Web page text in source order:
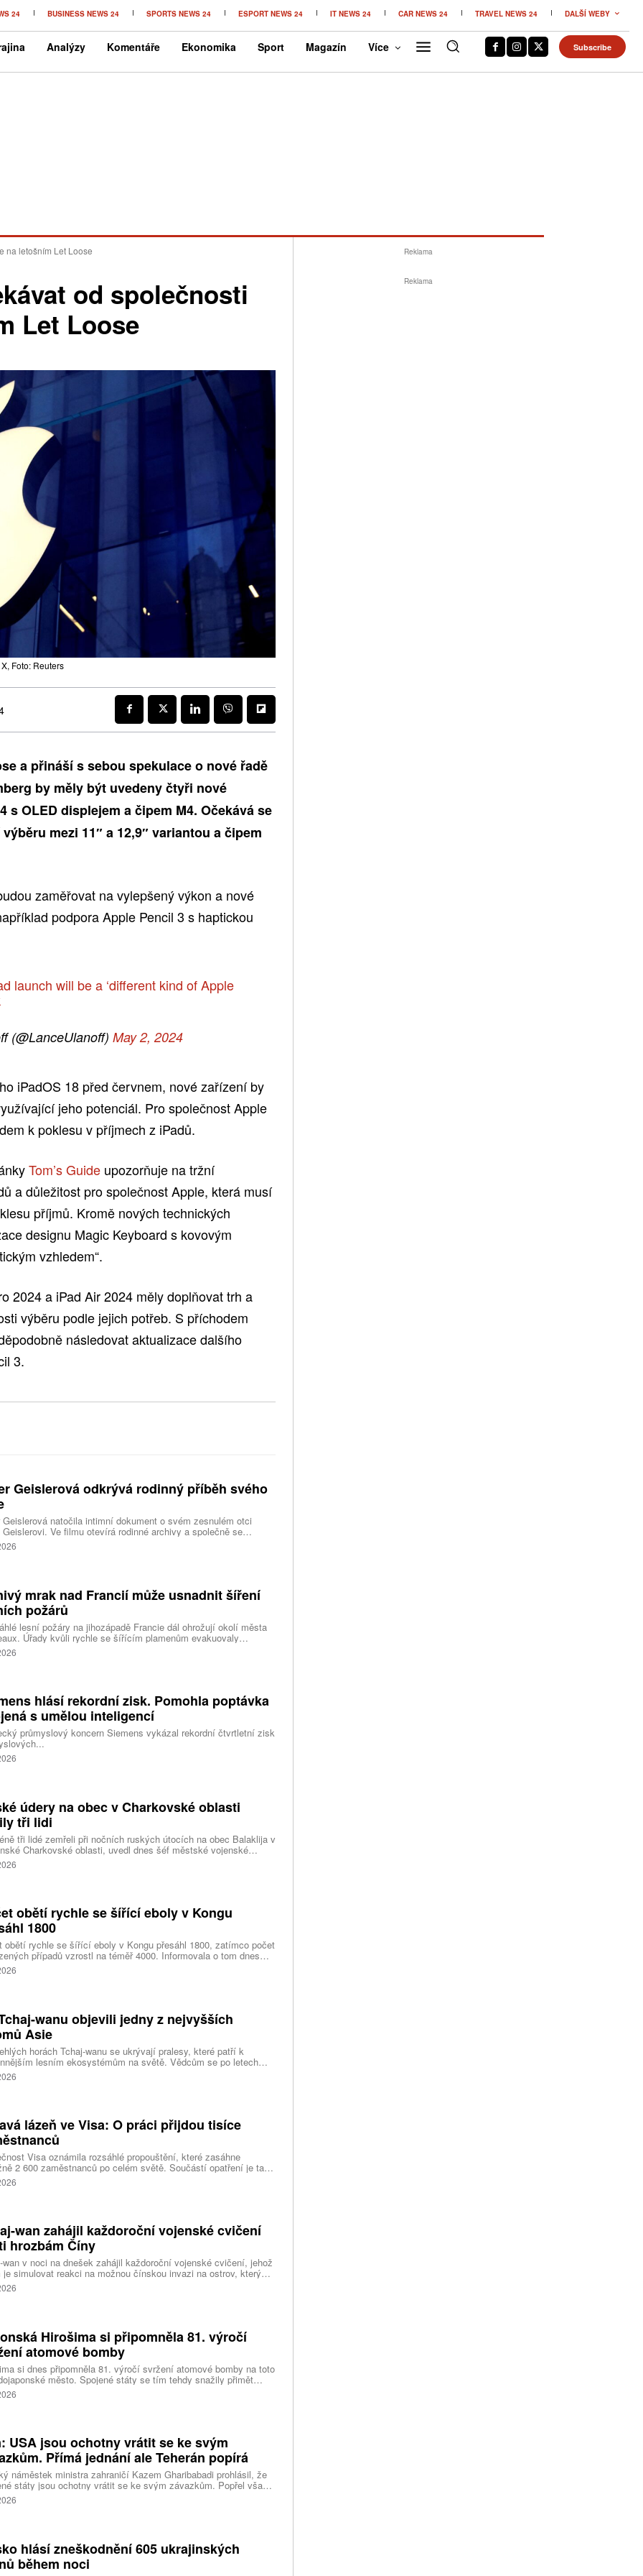
24 BUSINESS NEWS 24 SPORTS NEWS 24 ESPORT NEWS 24 IT NEWS 24 CAR NEWS 24 TRAVEL NEWS 24 DALŠÍ WEBY
Analýzy Komentáře Ekonomika Sport Magazín Více Subscribe
na letošním Let Loose
od společnosti
Let Loose
Foto: Reuters
a přináší s sebou spekulace o nové řadě
by měly být uvedeny čtyři nové
s OLED displejem a čipem M4. Očekává se
mezi 11″ a 12,9″ variantou a čipem
zaměřovat na vylepšený výkon a nové
podpora Apple Pencil 3 s haptickou
launch will be a ‘different kind of Apple
(@LanceUlanoff) May 2, 2024
iPadOS 18 před červnem, nové zařízení by
jeho potenciál. Pro společnost Apple
k poklesu v příjmech z iPadů.
Tom’s Guide upozorňuje na tržní
a důležitost pro společnost Apple, která musí
příjmů. Kromě nových technických
designu Magic Keyboard s kovovým
vzhledem“.
2024 a iPad Air 2024 měly doplňovat trh a
výběru podle jejich potřeb. S příchodem
následovat aktualizace dalšího
3.
Geislerová odkrývá rodinný příběh svého
Geislerová natočila intimní dokument o svém zesnulém otci
Geislerovi. Ve filmu otevírá rodinné archivy a společně se
Aňou skládá portrét talentovaného muže, který měl v sobě
i temnější stránku.
mrak nad Francií může usnadnit šíření
požárů
lesní požáry na jihozápadě Francie dál ohrožují okolí města
Úřady kvůli rychle se šířícím plamenům evakuovaly
lidí a nevylučují ani další rozšiřování bezpečnostních
Hasiči zároveň čelí neobvyklému jevu, který podle nich
hlásí rekordní zisk. Pomohla poptávka
s umělou inteligencí
průmyslový koncern Siemens vykázal rekordní čtvrtletní zisk
údery na obec v Charkovské oblasti
tři lidi
tři lidé zemřeli při nočních ruských útocích na obec Balaklija v
Charkovské oblasti, uvedl dnes šéf městské vojenské
Vitalij Karabanov. Ukrajinské letectvo ráno oznámilo, že Rusko
útočilo na Ukrajinu čtyřmi střelami a 101 bezpilotními letouny,
obětí rychle se šířící eboly v Kongu
1800
obětí rychle se šířící eboly v Kongu přesáhl 1800, zatímco počet
případů vzrostl na téměř 4000. Informovala o tom dnes
Reuters s odkazem na konžské úřady.
wanu objevili jedny z nejvyšších
Asie
horách Tchaj-wanu se ukrývají pralesy, které patří k
lesním ekosystémům na světě. Vědcům se po letech
pátrání podařilo objevit jedli tchajwanskou vysokou 84,1
která je dnes považována za nejvyšší známý strom ve
lázeň ve Visa: O práci přijdou tisíce
Visa oznámila rozsáhlé propouštění, které zasáhne
2 600 zaměstnanců po celém světě. Součástí opatření je také
320 pracovních míst v kalifornském Foster City, kde firma
významné technologické centrum. Vyplývá to z dokumentů
wan zahájil každoroční vojenské cvičení
hrozbám Číny
wan v noci na dnešek zahájil každoroční vojenské cvičení, jehož
simulovat reakci na možnou čínskou invazi na ostrov, který
pokládá za součást svého území. Desetidenní manévry se
konat na různých místech po celém ostrově, informovala
Hirošima si připomněla 81. výročí
atomové bomby
si dnes připomněla 81. výročí svržení atomové bomby na toto
město. Spojené státy se tím tehdy snažily přimět
ke kapitulaci na konci druhé světové války. Starosta města
Macui při této příležitosti kritizoval světové velmoci za vedení
USA jsou ochotny vrátit se ke svým
Přímá jednání ale Teherán popírá
náměstek ministra zahraničí Kazem Gharibabadi prohlásil, že
státy jsou ochotny vrátit se ke svým závazkům. Popřel však
amerického prezidenta Donalda Trumpa, že mezi
a Teheránem probíhají přímá jednání. Došlo ke
hlásí zneškodnění 605 ukrajinských
během noci
Reklama
Reklama